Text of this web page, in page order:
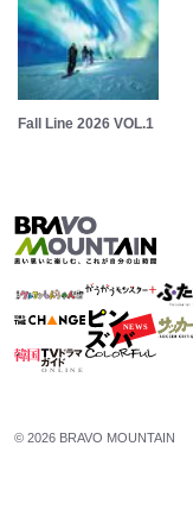
Fall Line 2026 VOL.1
© 2026 BRAVO MOUNTAIN